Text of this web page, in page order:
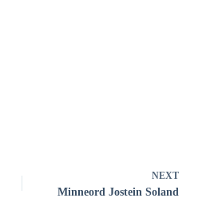
NEXT
Minneord Jostein Soland